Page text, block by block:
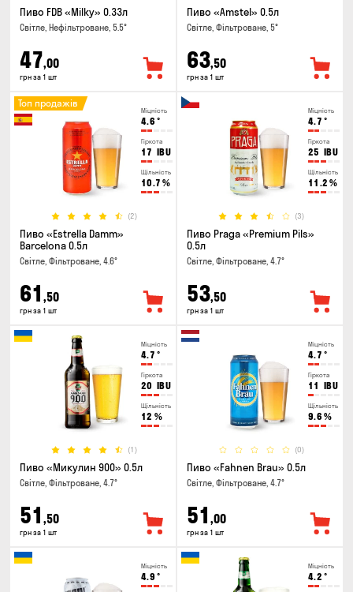
Пиво FDB «Milky» 0.33л
Світле, Нефільтроване, 5.5°
47,00
грн за 1 шт
Пиво «Amstel» 0.5л
Світле, Фільтроване, 5°
63,50
грн за 1 шт
Міцність
4.6 °
Гіркота
17 IBU
Щільність
10.7 %
(2)
Топ продажів
Пиво «Estrella Damm»
Barcelona 0.5л
Світле, Фільтроване, 4.6°
61 ,50
грн за 1 шт
Міцність
4.7 °
Гіркота
25 IBU
Щільність
11.2 %
(3)
Пиво Praga «Premium Pils»
0.5л
Світле, Фільтроване, 4.7°
53,50
грн за 1 шт
Міцність
4.7 °
Гіркота
20 IBU
Щільність
12 %
(1)
Пиво «Микулин 900» 0.5л
Світле, Фільтроване, 4.7°
51 ,50
грн за 1 шт
Міцність
4.7 °
Гіркота
11 IBU
Щільність
9.6 %
(0)
Пиво «Fahnen Brau» 0.5л
Світле, Фільтроване, 4.7°
51 ,00
грн за 1 шт
Міцність
4.9 °
Міцність
4.2 °